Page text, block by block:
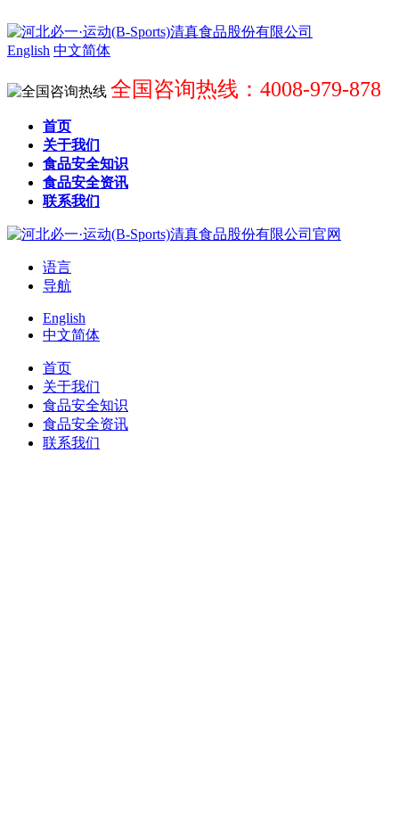
English 中文简体
全国咨询热线：4008-979-878
首页
关于我们
食品安全知识
食品安全资讯
联系我们
语言
导航
English
中文简体
首页
关于我们
食品安全知识
食品安全资讯
联系我们